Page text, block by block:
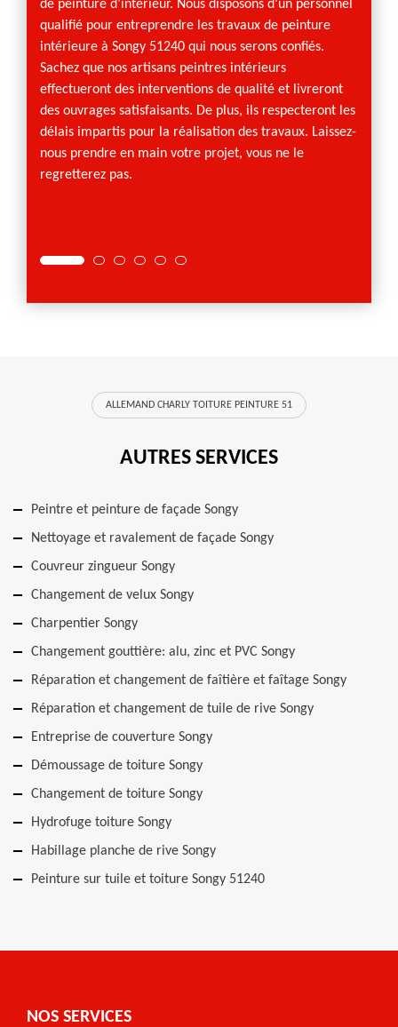
de peinture d’intérieur. Nous disposons d’un personnel
qualifié pour entreprendre les travaux de peinture
intérieure à Songy 51240 qui nous serons confiés.
Sachez que nos artisans peintres intérieurs
effectueront des interventions de qualité et livreront
des ouvrages satisfaisants. De plus, ils respecteront les
délais impartis pour la réalisation des travaux. Laissez-
nous prendre en main votre projet, vous ne le
regretterez pas.
ALLEMAND CHARLY TOITURE PEINTURE 51
AUTRES SERVICES
Peintre et peinture de façade Songy
Nettoyage et ravalement de façade Songy
Couvreur zingueur Songy
Changement de velux Songy
Charpentier Songy
Changement gouttière: alu, zinc et PVC Songy
Réparation et changement de faîtière et faîtage Songy
Réparation et changement de tuile de rive Songy
Entreprise de couverture Songy
Démoussage de toiture Songy
Changement de toiture Songy
Hydrofuge toiture Songy
Habillage planche de rive Songy
Peinture sur tuile et toiture Songy 51240
NOS SERVICES